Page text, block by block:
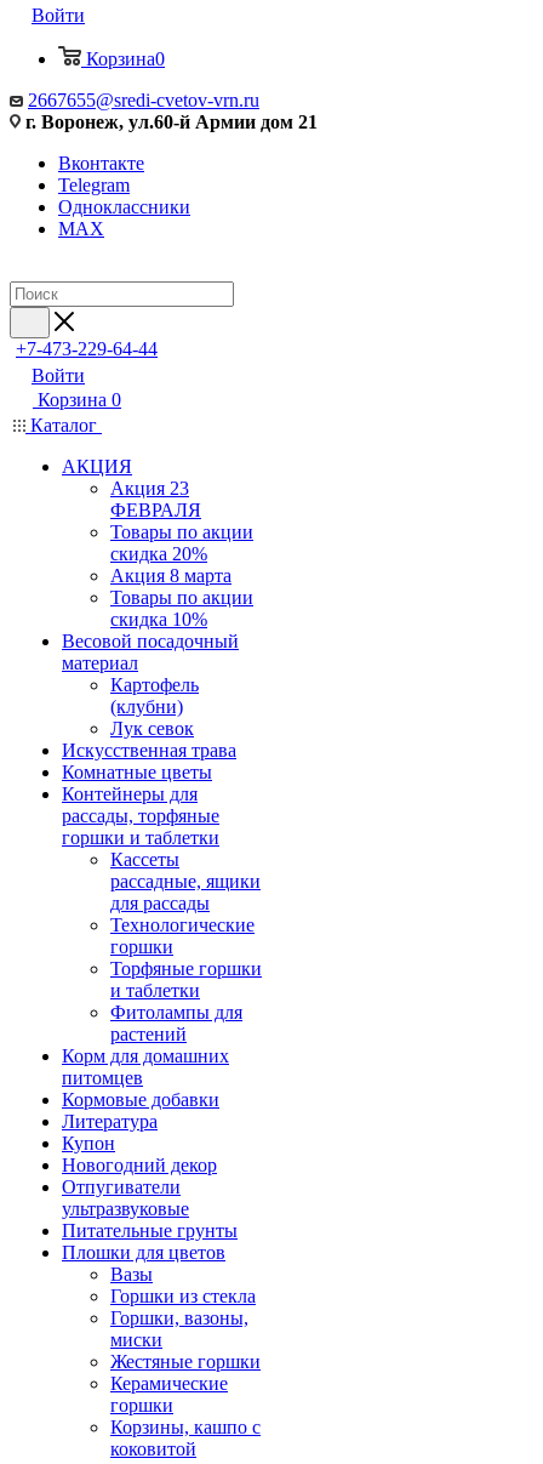
Войти
Корзина0
2667655@sredi-cvetov-vrn.ru
г. Воронеж, ул.60-й Армии дом 21
Вконтакте
Telegram
Одноклассники
MAX
+7-473-229-64-44
Войти
Корзина 0
Каталог
АКЦИЯ
Акция 23
ФЕВРАЛЯ
Товары по акции
скидка 20%
Акция 8 марта
Товары по акции
скидка 10%
Весовой посадочный
материал
Картофель
(клубни)
Лук севок
Искусственная трава
Комнатные цветы
Контейнеры для
рассады, торфяные
горшки и таблетки
Кассеты
рассадные, ящики
для рассады
Технологические
горшки
Торфяные горшки
и таблетки
Фитолампы для
растений
Корм для домашних
питомцев
Кормовые добавки
Литература
Купон
Новогодний декор
Отпугиватели
ультразвуковые
Питательные грунты
Плошки для цветов
Вазы
Горшки из стекла
Горшки, вазоны,
миски
Жестяные горшки
Керамические
горшки
Корзины, кашпо с
коковитой